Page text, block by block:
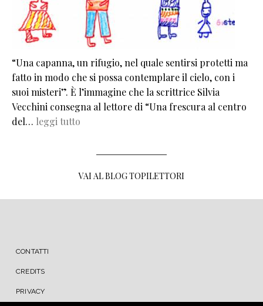
“Una capanna, un rifugio, nel quale sentirsi protetti ma
fatto in modo che si possa contemplare il cielo, con i
suoi misteri”. È l’immagine che la scrittrice Silvia
Vecchini consegna al lettore di “Una frescura al centro
del… leggi tutto
VAI AL BLOG TOPILETTORI
MENU FOOTER
CONTATTI
CREDITS
PRIVACY